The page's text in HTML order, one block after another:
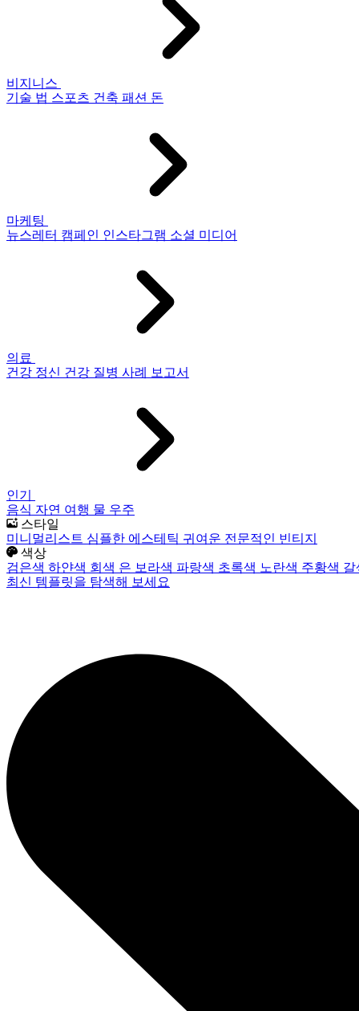
비지니스
기술 법 스포츠 건축 패션 돈
마케팅
뉴스레터 캠페인 인스타그램 소셜 미디어
의료
건강 정신 건강 질병 사례 보고서
인기
음식 자연 여행 물 우주
스타일
미니멀리스트 심플한 에스테틱 귀여운 전문적인 빈티지
색상
검은색 하얀색 회색 은 보라색 파랑색 초록색 노란색 주황색
최신 템플릿을 탐색해 보세요